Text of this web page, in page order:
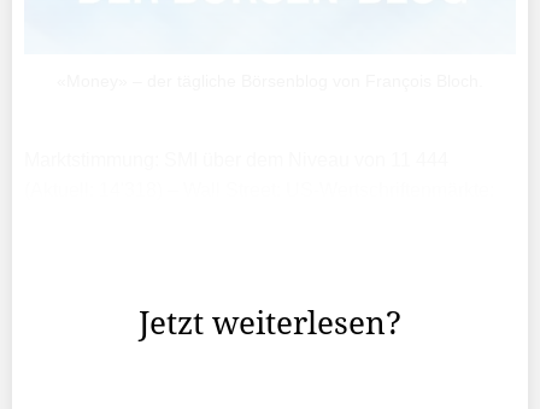
Jetzt weiterlesen?